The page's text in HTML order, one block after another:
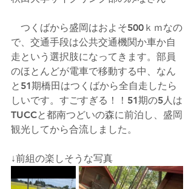
つくばから盛岡はおよそ500ｋｍなの
で、交通手段は公共交通機関か車か自
走という選択肢になってきます。部員
のほとんどが電車で移動する中、なん
と51期橋田はつくばから全自走したら
しいです。すごすぎる！！51期の5人は
TUCCと都南つどいの森に前泊し、盛岡
観光してから合流しました。
↓前組の楽しそうな写真